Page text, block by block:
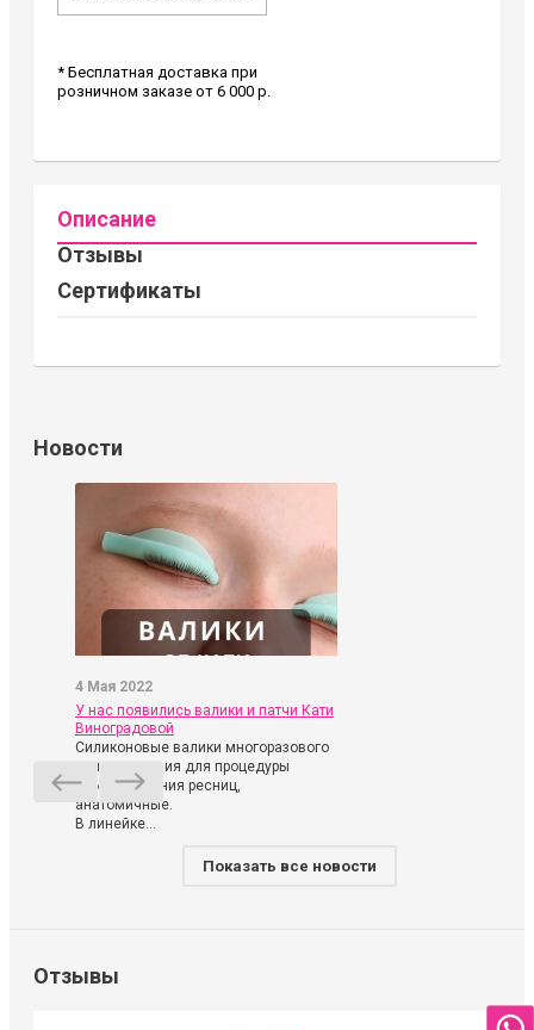
* Бесплатная доставка при
розничном заказе от 6 000 р.
Описание
Отзывы
Сертификаты
Новости
4 Мая 2022
У нас появились валики и патчи Кати
Виноградовой
Силиконовые валики многоразового
использования для процедуры
ламинирования ресниц,
анатомичные.
В линейке...
Показать все новости
Отзывы